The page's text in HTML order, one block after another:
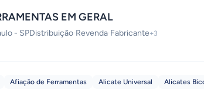
EM GERAL
- SPDistribuição·Revenda·Fabricante+3
Afiação de Ferramentas Alicate Universal Alicates